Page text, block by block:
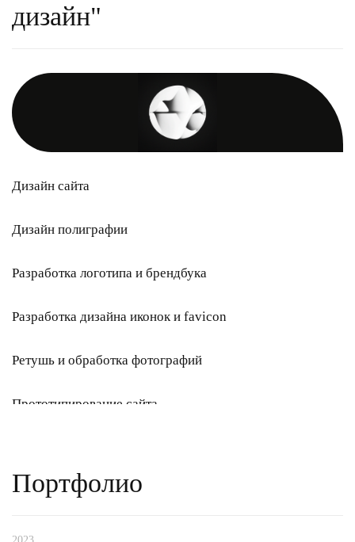
дизайн"
Дизайн сайта
Дизайн полиграфии
Разработка логотипа и брендбука
Разработка дизайна иконок и favicon
Ретушь и обработка фотографий
Прототипирование сайта
Графический дизайн
Разработка формы оставить заявку
Портфолио